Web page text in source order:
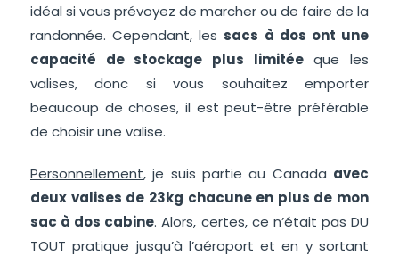
idéal si vous prévoyez de marcher ou de faire de la
randonnée. Cependant, lessacs à dos ont une
capacité de stockage plus limitéeque les
valises, donc si vous souhaitez emporter
beaucoup de choses, il est peut-être préférable
de choisir une valise.
Personnellement, je suis partie au Canada avec
deux valises de 23kg chacune en plus de mon
sac à dos cabine. Alors, certes, ce n’était pas DU
TOUT pratique jusqu’à l’aéroport et en y sortant